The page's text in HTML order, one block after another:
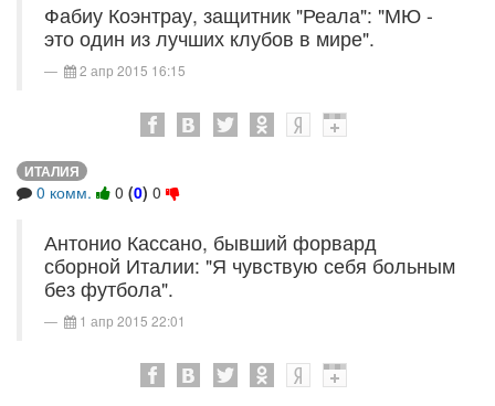
Фабиу Коэнтрау, защитник "Реала": "МЮ -
это один из лучших клубов в мире".
2 апр 2015 16:15
ИТАЛИЯ
0 комм. 0 (0) 0
Антонио Кассано, бывший форвард
сборной Италии: "Я чувствую себя больным
без футбола".
1 апр 2015 22:01